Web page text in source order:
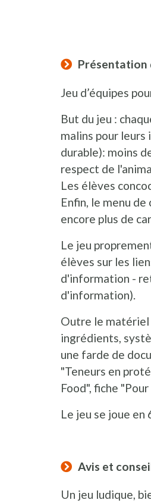
Présentation
Jeu d’équipes
But du jeu :
malins pour
durable): moins
respect de
Les élèves
Enfin, le menu
encore plus de
Le jeu
élèves sur les
d'information -
d'information).
Outre le matériel
ingrédients,
une farde de
"Teneurs en
Food", fiche
Le jeu se joue en
Avis et
Un jeu ludique,